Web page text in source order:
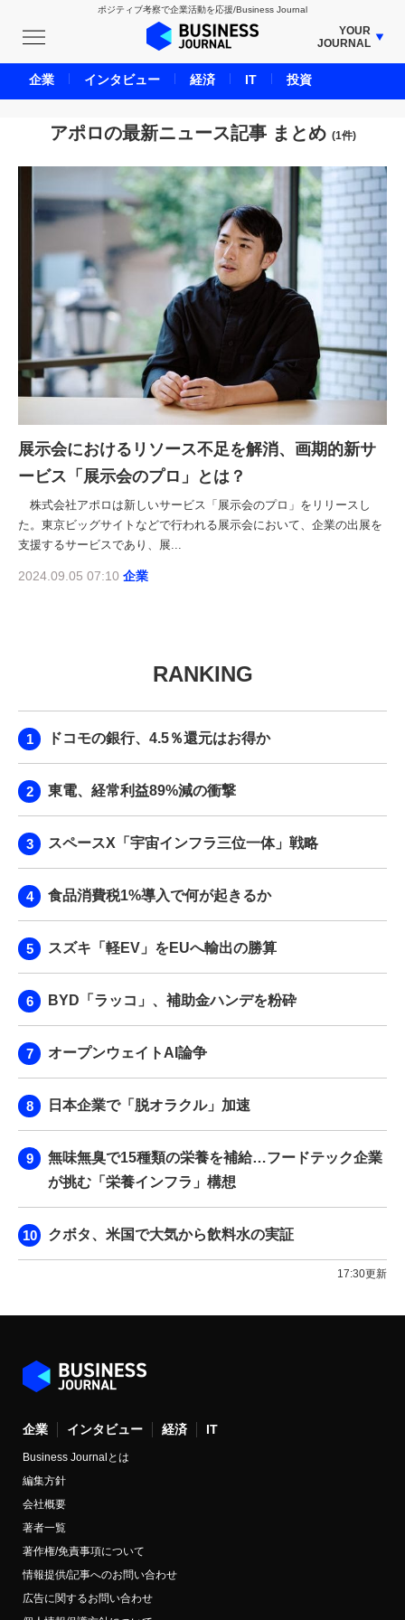
ポジティブ考察で企業活動を応援/Business Journal
YOUR
JOURNAL
BUSINESS JOURNAL
UNICORN JOURNAL
CARBON CREDITS JOURNAL
ENERGY MANAGEMENT JOURNAL
INBOUND JOURNAL
LIFE ENDING JOURNAL
AI JOURNAL
REAL ESTATE BROKERAGE JOURNAL
SMART MARKETING JOURNAL
BPaaS JOURNAL
ADOPTABLE DOG JOURNAL
アポロの最新ニュース記事 まとめ (1件)
展示会におけるリソース不足を解消、画期的新サ
ービス「展示会のプロ」とは？
株式会社アポロは新しいサービス「展示会のプロ」をリリースし
た。東京ビッグサイトなどで行われる展示会において、企業の出展を
支援するサービスであり、展...
2024.09.05 07:10 企業
RANKING
ドコモの銀行、4.5％還元はお得か
東電、経常利益89%減の衝撃
スペースX「宇宙インフラ三位一体」戦略
食品消費税1%導入で何が起きるか
スズキ「軽EV」をEUへ輸出の勝算
BYD「ラッコ」、補助金ハンデを粉砕
オープンウェイトAI論争
日本企業で「脱オラクル」加速
無味無臭で15種類の栄養を補給…フードテック企業
が挑む「栄養インフラ」構想
クボタ、米国で大気から飲料水の実証
17:30更新
企業 インタビュー 経済 IT
Business Journalとは
編集方針
会社概要
著者一覧
著作権/免責事項について
情報提供/記事へのお問い合わせ
広告に関するお問い合わせ
企業 インタビュー 経済 IT 投資